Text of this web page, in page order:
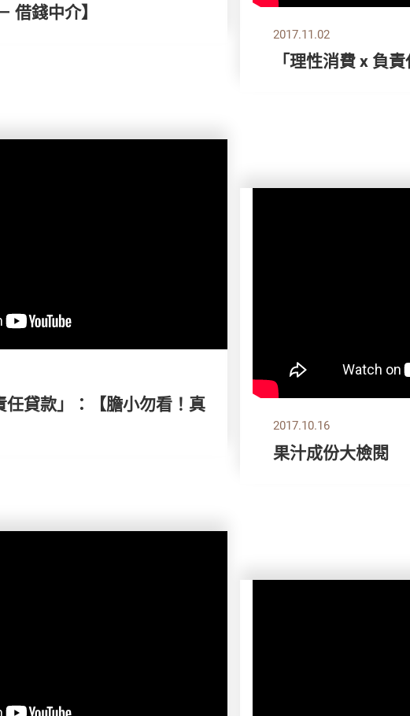
借錢中介】
2017.11.02
「理性消費 x 負
任貸款」：【膽小勿看！真
2017.10.16
果汁成份大檢閱